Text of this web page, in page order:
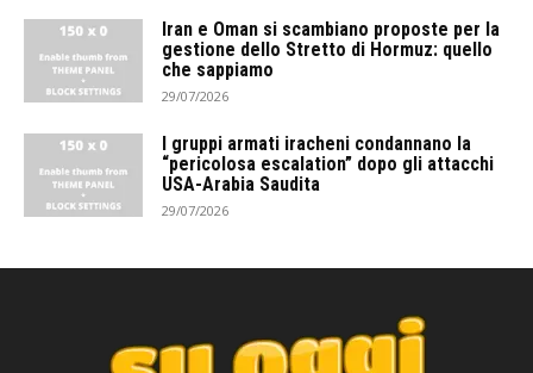
Iran e Oman si scambiano proposte per la
gestione dello Stretto di Hormuz: quello
che sappiamo
29/07/2026
I gruppi armati iracheni condannano la
“pericolosa escalation” dopo gli attacchi
USA-Arabia Saudita
29/07/2026